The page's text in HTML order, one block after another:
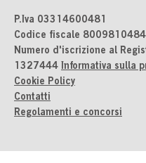
P.Iva 03314600481
Codice fiscale 8009810484
Numero d'iscrizione al
1327444 Informativa sulla
Cookie Policy
Contatti
Regolamenti e concorsi